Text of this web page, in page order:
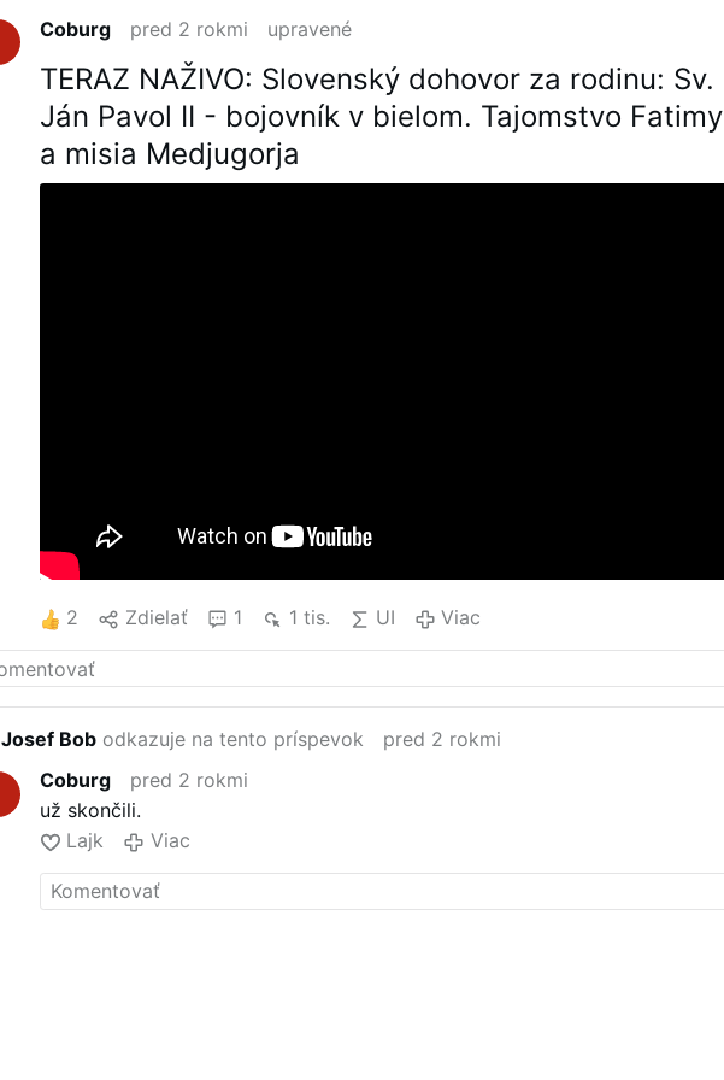
Coburg pred 2 rokmi upravené
TERAZ NAŽIVO: Slovenský dohovor za rodinu: Sv.
Ján Pavol II - bojovník v bielom. Tajomstvo Fatimy
a misia Medjugorja
2 Zdielať 1 1 tis. UI Viac
Josef Bob odkazuje na tento príspevok
pred 2 rokmi
Coburg
pred 2 rokmi
už skončili.
Lajk
Viac